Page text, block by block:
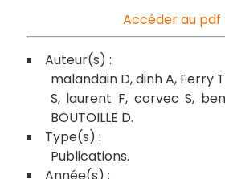
Accéder au
malandain D dinh A Ferry T
S laurent F corvec S
BOUTOILLE D
Publications